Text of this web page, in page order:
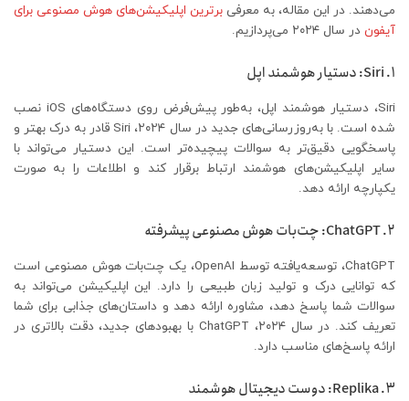
می‌دهند. در این مقاله، به معرفی برترین اپلیکیشن‌های هوش مصنوعی برای
آیفون در سال ۲۰۲۴ می‌پردازیم.​
۱. Siri: دستیار هوشمند اپل
Siri، دستیار هوشمند اپل، به‌طور پیش‌فرض روی دستگاه‌های iOS نصب
شده است. با به‌روزرسانی‌های جدید در سال ۲۰۲۴، Siri قادر به درک بهتر و
پاسخگویی دقیق‌تر به سوالات پیچیده‌تر است. این دستیار می‌تواند با
سایر اپلیکیشن‌های هوشمند ارتباط برقرار کند و اطلاعات را به صورت
یکپارچه ارائه دهد.​
۲. ChatGPT: چت‌بات هوش مصنوعی پیشرفته
ChatGPT، توسعه‌یافته توسط OpenAI، یک چت‌بات هوش مصنوعی است
که توانایی درک و تولید زبان طبیعی را دارد. این اپلیکیشن می‌تواند به
سوالات شما پاسخ دهد، مشاوره ارائه دهد و داستان‌های جذابی برای شما
تعریف کند. در سال ۲۰۲۴، ChatGPT با بهبودهای جدید، دقت بالاتری در
ارائه پاسخ‌های مناسب دارد.​
۳. Replika: دوست دیجیتال هوشمند